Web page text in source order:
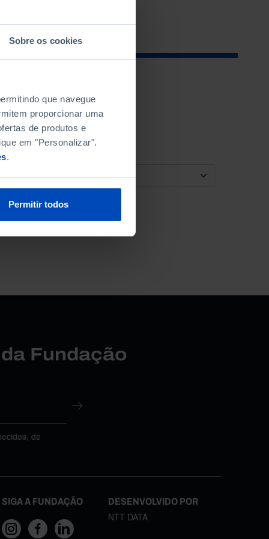
Sobre os cookies
que navegue
proporcionar uma
de produtos e
em "Personalizar".
.
Permitir todos
ORDENAR POR
Fundação
de
SIGA A FUNDAÇÃO DESENVOLVIDO POR
NTT DATA